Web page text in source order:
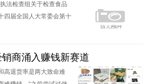
法检查组关于检查食品
四届全国人大常委会第十
商涌入赚钱新赛道
高退货率是两大致命难